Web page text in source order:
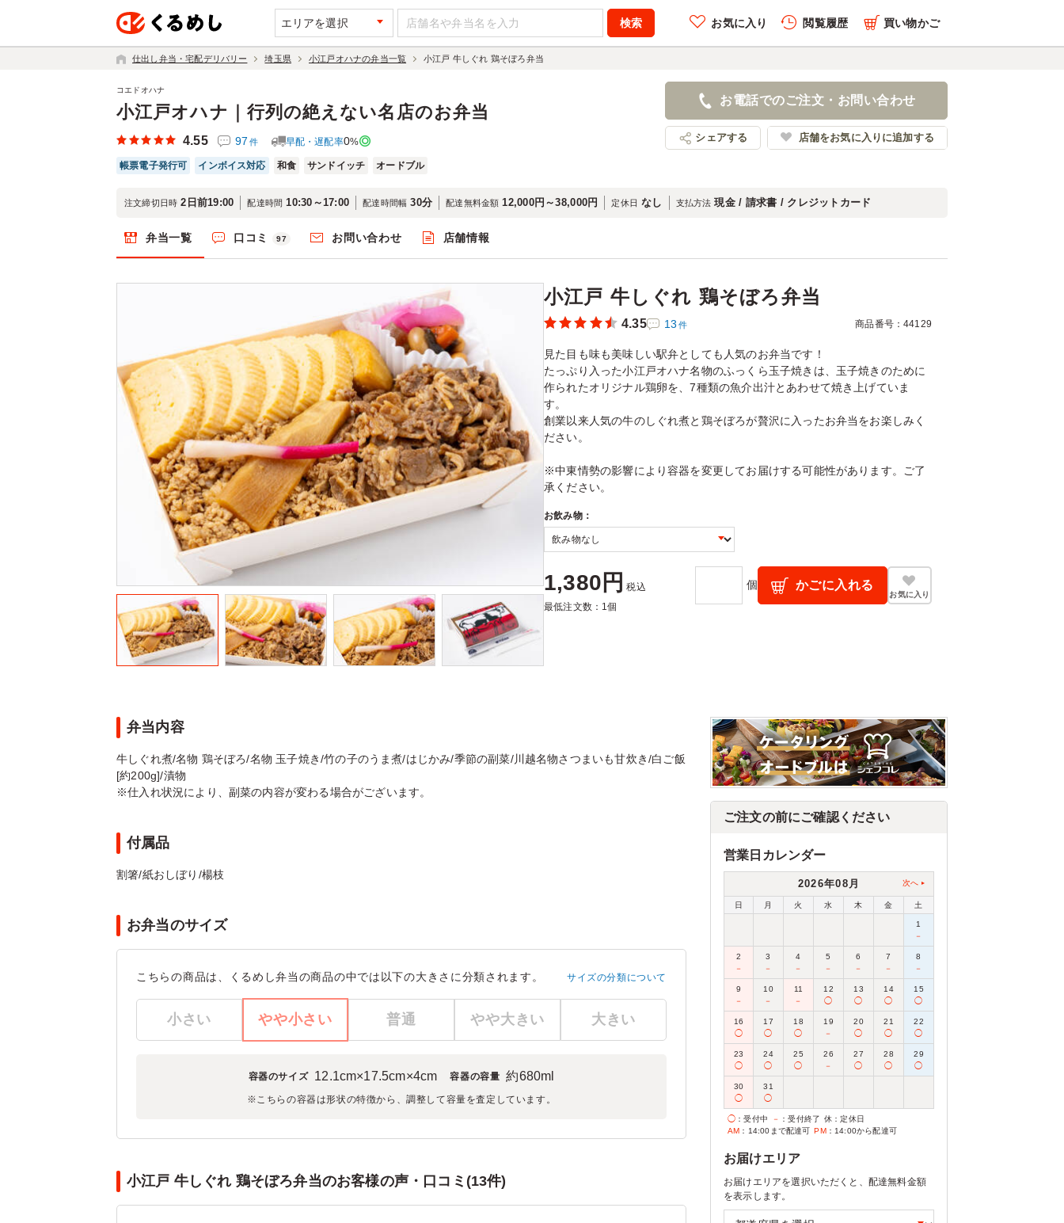
エリアを選択 お気に入り 閲覧履歴
履歴を全件削除する
店舗名：小江戸オハナ
買い物かご
仕出し弁当・宅配デリバリー 埼玉県 小江戸オハナの弁当一覧 小江戸 牛しぐれ 鶏そぼろ弁当
小江戸オハナ｜行列の絶えない名店のお弁当
コエドオハナ
4.55 97 件 早配・遅配率0%
帳票電子発行可 インボイス対応 和食 サンドイッチ オードブル
お電話でのご注文・お問い合わせ
シェアする 店舗をお気に入りに追加する
注文締切日時 2日前19:00 配達時間 10:30～17:00 配達時間幅 30分 配達無料金額 12,000円～38,000円 定休日 なし 支払方法 現金 / 請求書 / クレジットカード
弁当一覧 口コミ 97 お問い合わせ 店舗情報
小江戸 牛しぐれ 鶏そぼろ弁当
4.35 13 件 商品番号：44129
見た目も味も美味しい駅弁としても人気のお弁当です！
たっぷり入った小江戸オハナ名物のふっくら玉子焼きは、玉子焼きのために
作られたオリジナル鶏卵を、7種類の魚介出汁とあわせて焼き上げていま
す。
創業以来人気の牛のしぐれ煮と鶏そぼろが贅沢に入ったお弁当をお楽しみく
ださい。
※中東情勢の影響により容器を変更してお届けする可能性があります。ご了
承ください。
お飲み物：
1,380円 税込
最低注文数：1個
個 かごに入れる
お気に入り
弁当内容
牛しぐれ煮/名物 鶏そぼろ/名物 玉子焼き/竹の子のうま煮/はじかみ/季節の副菜/川越名物さつまいも甘炊き/白ご飯
[約200g]/漬物
※仕入れ状況により、副菜の内容が変わる場合がございます。
付属品
割箸/紙おしぼり/楊枝
お弁当のサイズ
こちらの商品は、くるめし弁当の商品の中では以下の大きさに分類されます。 サイズの分類について
小さい やや小さい 普通 やや大きい 大きい
容器のサイズ 12.1cm×17.5cm×4cm 容器の容量 約680ml
※こちらの容器は形状の特徴から、調整して容量を査定しています。
小江戸 牛しぐれ 鶏そぼろ弁当のお客様の声・口コミ(13件)
ご注文の前にご確認ください
営業日カレンダー
2026年08月 次へ
日 月 火 水 木 金 土
1
－
2
－
3
－
4
－
5
－
6
－
7
－
8
－
9
－
10
－
11
－
12
◯
13
◯
14
◯
15
◯
16
◯
17
◯
18
◯
19
－
20
◯
21
◯
22
◯
23
◯
24
◯
25
◯
26
－
27
◯
28
◯
29
◯
30
◯
31
◯
◯ ：受付中 － ：受付終了 休 ：定休日
AM ：14:00まで配達可 PM：14:00から配達可
お届けエリア
お届けエリアを選択いただくと、配達無料金額
を表示します。